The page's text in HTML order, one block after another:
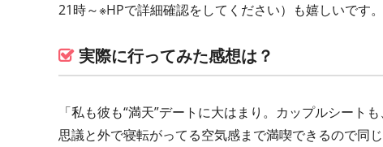
21時～※HPで詳細確認をしてください）も嬉しいです。
実際に行ってみた感想は？
「私も彼も“満天”デートに大はまり。カップルシー
思議と外で寝転がってる空気感まで満喫できるので同